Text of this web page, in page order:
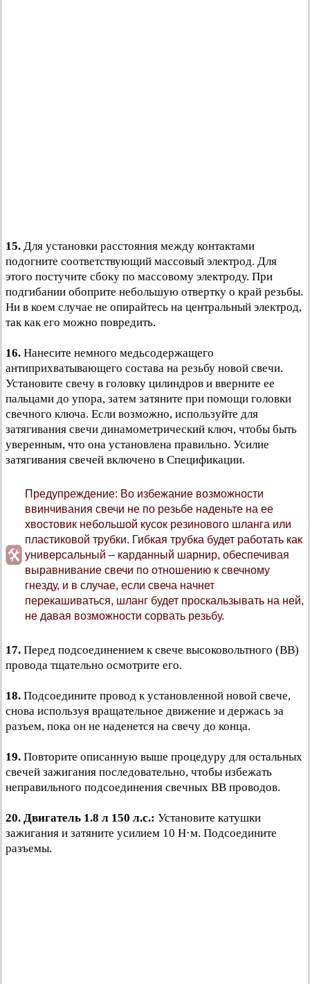
15. Для установки расстояния между контактами
подогните соответствующий массовый электрод. Для
этого постучите сбоку по массовому электроду. При
подгибании обоприте небольшую отвертку о край резьбы.
Ни в коем случае не опирайтесь на центральный электрод,
так как его можно повредить.
16. Нанесите немного медьсодержащего
антиприхватывающего состава на резьбу новой свечи.
Установите свечу в головку цилиндров и вверните ее
пальцами до упора, затем затяните при помощи головки
свечного ключа. Если возможно, используйте для
затягивания свечи динамометрический ключ, чтобы быть
уверенным, что она установлена правильно. Усилие
затягивания свечей включено в Спецификации.
Предупреждение: Во избежание возможности
ввинчивания свечи не по резьбе наденьте на ее
хвостовик небольшой кусок резинового шланга или
пластиковой трубки. Гибкая трубка будет работать как
универсальный – карданный шарнир, обеспечивая
выравнивание свечи по отношению к свечному
гнезду, и в случае, если свеча начнет
перекашиваться, шланг будет проскальзывать на ней,
не давая возможности сорвать резьбу.
17. Перед подсоединением к свече высоковольтного (ВВ)
провода тщательно осмотрите его.
18. Подсоедините провод к установленной новой свече,
снова используя вращательное движение и держась за
разъем, пока он не наденется на свечу до конца.
19. Повторите описанную выше процедуру для остальных
свечей зажигания последовательно, чтобы избежать
неправильного подсоединения свечных ВВ проводов.
20. Двигатель 1.8 л 150 л.с.: Установите катушки
зажигания и затяните усилием 10 Н·м. Подсоедините
разъемы.